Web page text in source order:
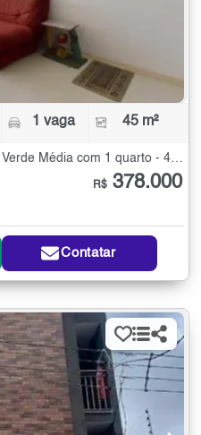
1 vaga 45 m²
R$ 378.000
Contatar